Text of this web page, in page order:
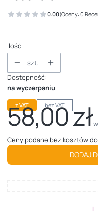
0.00(Oceny: 0
Ilość
szt.
Dostępność:
na wyczerpaniu
z VAT bez VAT
Cena
58,00 zł
Ceny podane bez kosztów
DODAJ